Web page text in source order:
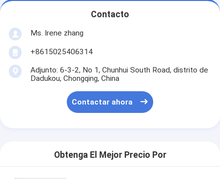
Contacto
Ms. Irene zhang
+8615025406314
Adjunto: 6-3-2, No 1, Chunhui South Road, distrito de
Dadukou, Chongqing, China
Contactar ahora
Obtenga El Mejor Precio Por